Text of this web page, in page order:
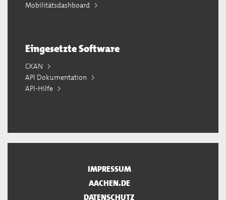
Mobilitätsdashboard
Eingesetzte Software
CKAN
API Dokumentation
API-Hilfe
IMPRESSUM
AACHEN.DE
DATENSCHUTZ